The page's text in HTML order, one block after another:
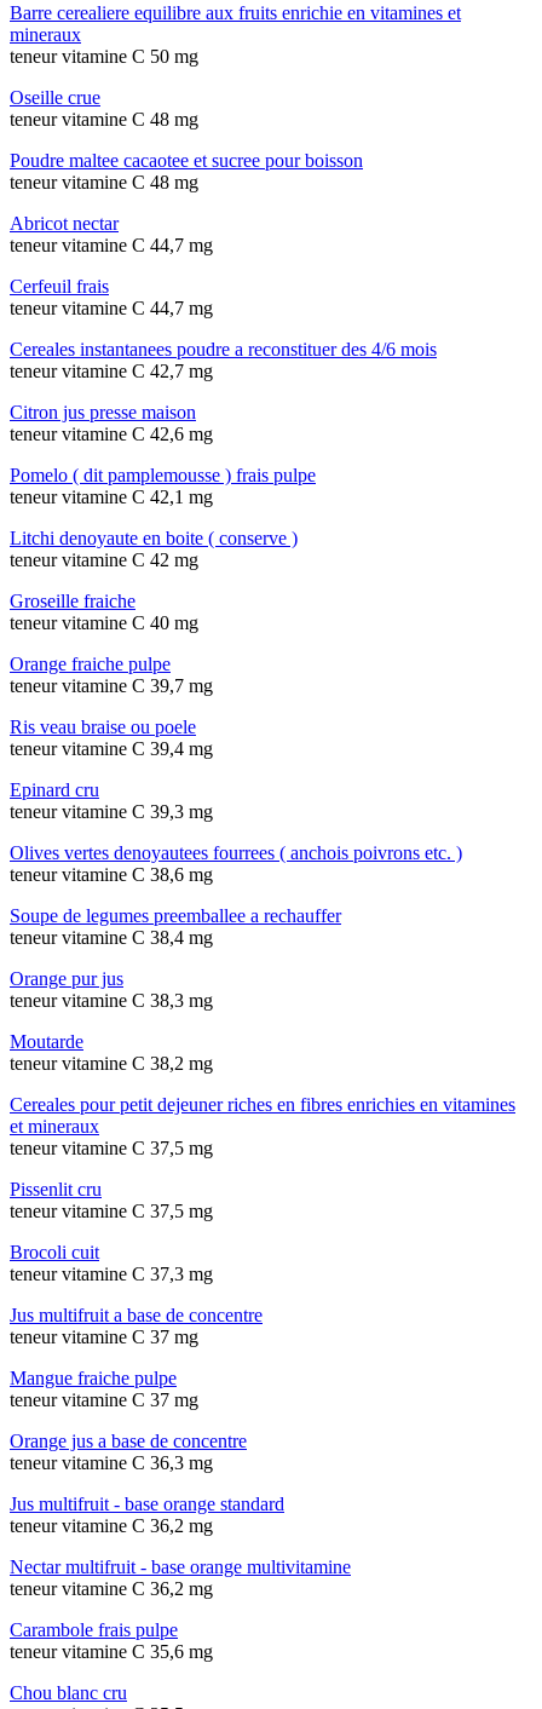
Barre cerealiere equilibre aux fruits enrichie en vitamines et
mineraux
teneur vitamine C 50 mg
Oseille crue
teneur vitamine C 48 mg
Poudre maltee cacaotee et sucree pour boisson
teneur vitamine C 48 mg
Abricot nectar
teneur vitamine C 44,7 mg
Cerfeuil frais
teneur vitamine C 44,7 mg
Cereales instantanees poudre a reconstituer des 4/6 mois
teneur vitamine C 42,7 mg
Citron jus presse maison
teneur vitamine C 42,6 mg
Pomelo ( dit pamplemousse ) frais pulpe
teneur vitamine C 42,1 mg
Litchi denoyaute en boite ( conserve )
teneur vitamine C 42 mg
Groseille fraiche
teneur vitamine C 40 mg
Orange fraiche pulpe
teneur vitamine C 39,7 mg
Ris veau braise ou poele
teneur vitamine C 39,4 mg
Epinard cru
teneur vitamine C 39,3 mg
Olives vertes denoyautees fourrees ( anchois poivrons etc. )
teneur vitamine C 38,6 mg
Soupe de legumes preemballee a rechauffer
teneur vitamine C 38,4 mg
Orange pur jus
teneur vitamine C 38,3 mg
Moutarde
teneur vitamine C 38,2 mg
Cereales pour petit dejeuner riches en fibres enrichies en vitamines
et mineraux
teneur vitamine C 37,5 mg
Pissenlit cru
teneur vitamine C 37,5 mg
Brocoli cuit
teneur vitamine C 37,3 mg
Jus multifruit a base de concentre
teneur vitamine C 37 mg
Mangue fraiche pulpe
teneur vitamine C 37 mg
Orange jus a base de concentre
teneur vitamine C 36,3 mg
Jus multifruit - base orange standard
teneur vitamine C 36,2 mg
Nectar multifruit - base orange multivitamine
teneur vitamine C 36,2 mg
Carambole frais pulpe
teneur vitamine C 35,6 mg
Chou blanc cru